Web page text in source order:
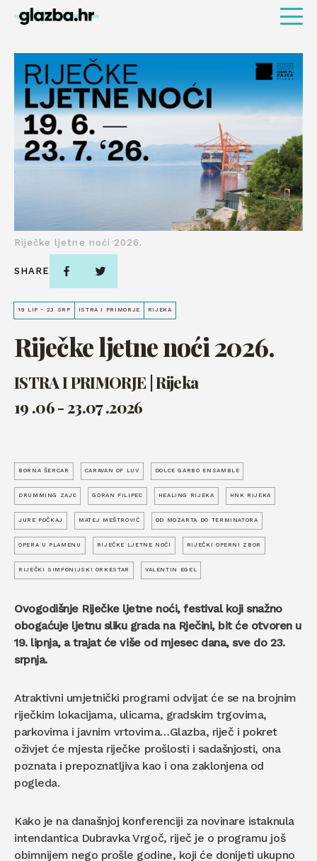
19 LIP - 23 SRP ISTRA I PRIMORJE RIJEKA
Riječke ljetne noći 2026.
ISTRA I PRIMORJE | Rijeka
19 .06 - 23.07 .2026
Riječke ljetne noći 2026.
SHARE
BORNA ŠERCAR CARAVAN OF LUV DOLCE GARBO ENSAMBLE
DRUMMING ZAJC GORAN FILIPEC HEALING RIJEKA HNK RIJEKA
JURE POČKAJ MATEJ MEŠTROVIĆ OD MOZARTA DO TERMINATORA
OPERA U PLAMENU RIJEČKE LJETNE NOĆI RIJEČKI OPERNI ZBOR
RIJEČKI SIMFONIJSKI ORKESTAR VALENTIN EGEL
Ovogodišnje Riječke ljetne noći, festival koji snažno
obogaćuje ljetnu sliku grada na Rječini, bit će otvoren u
19. lipnja, a trajat će više od mjesec dana, sve do 23.
srpnja.
Atraktivni umjetnički programi odvijat će se na brojnim
riječkim lokacijama, ulicama, gradskim trgovima,
parkovima i javnim vrtovima…Glazba, riječ i pokret
oživjet će mjesta riječke prošlosti i sadašnjosti, ona
poznata i prepoznatljiva kao i ona zaklonjena od
pogleda.
Kako je na današnjoj konferenciji za novinare istaknula
intendantica Dubravka Vrgoč, riječ je o programu još
obimnijem nego prošle godine, koji će donijeti ukupno